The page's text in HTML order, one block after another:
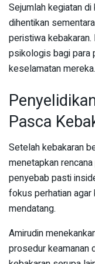
Sejumlah kegiatan
dihentikan
peristiwa
psikologis bagi para
keselamatan mereka.
Pasca
Setelah kebakaran
menetapkan
penyebab pasti
fokus perhatian
mendatang.
Amirudin
prosedur keamanan